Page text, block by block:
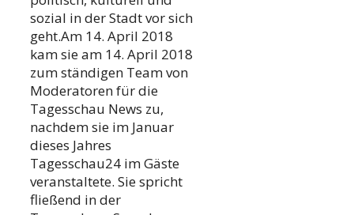
sozial in der Stadt vor sich
geht.Am 14. April 2018
kam sie am 14. April 2018
zum ständigen Team von
Moderatoren für die
Tagesschau News zu,
nachdem sie im Januar
dieses Jahres
Tagesschau24 im Gäste
veranstaltete. Sie spricht
fließend in der